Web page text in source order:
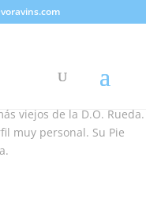
viejos de la D.O. Rueda.
muy personal. Su Pie